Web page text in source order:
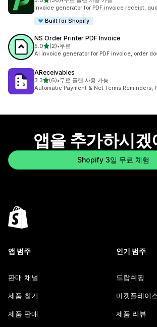
총 리뷰 36개
Invoice generator for PDF invoice receipt,
Built for Shopify
NS Order Printer PDF Invoice
5.0별 5개 중
(2)
총 리뷰 2개
•무료
AI invoice generator for PDF invoice, order
AReceivables
3.3별 5개 중
(6)
총 리뷰 6개
•무료 플랜 사용 가능
Automatic Payment & Net Terms Reminders,
앱을 추가하시겠
Shopify 3일 무료 체험
앱 범주
판매 채널
제품 찾기
제품 판매
인기 범주
드랍쉬핑
마켓플레이
제품 리뷰